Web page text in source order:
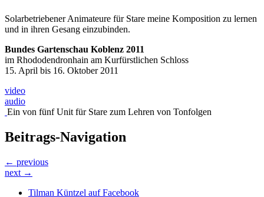
Solarbetriebener Animateure für Stare meine Komposition zu lernen
und in ihren Gesang einzubinden.
Bundes Gartenschau Koblenz 2011
im Rhododendronhain am Kurfürstlichen Schloss
15. April bis 16. Oktober 2011
video
audio
Ein von fünf Unit für Stare zum Lehren von Tonfolgen
Beitrags-Navigation
← previous
next →
Tilman Küntzel auf Facebook